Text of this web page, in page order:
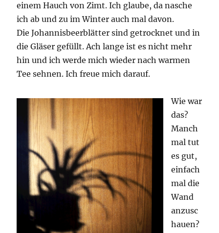
einem Hauch von Zimt. Ich glaube, da nasche
ich ab und zu im Winter auch mal davon.
Die Johannisbeerblätter sind getrocknet und in
die Gläser gefüllt. Ach lange ist es nicht mehr
hin und ich werde mich wieder nach warmen
Tee sehnen. Ich freue mich darauf.
Wie war
das?
Manch
mal tut
es gut,
einfach
mal die
Wand
anzusc
hauen?